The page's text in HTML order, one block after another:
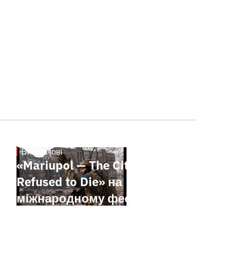
Виставкові
«Mariupol — The City That
Refused to Die» на
міжнародному фестивалі